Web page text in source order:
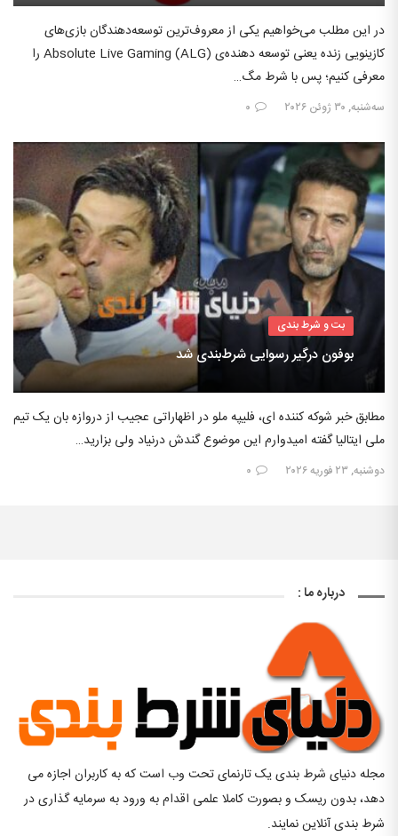
در این مطلب می‌خواهیم یکی از معروف‌ترین توسعه‌دهندگان بازی‌های
کازینویی زنده یعنی توسعه دهنده‌ی Absolute Live Gaming (ALG) را
معرفی کنیم؛ پس با شرط مگ…
سه‌شنبه, ۳۰ ژوئن ۲۰۲۶ ۰
بت و شرط بندی
بوفون درگیر رسوایی شرط‌بندی شد
مطابق خبر شوکه کننده ای، فلیپه ملو در اظهاراتی عجیب از دروازه بان یک تیم
ملی ایتالیا گفته امیدوارم این موضوع گندش درنیاد ولی بزارید…
دوشنبه, ۲۳ فوریه ۲۰۲۶ ۰
درباره ما :
مجله دنیای شرط بندی یک تارنمای تحت وب است که به کاربران اجازه می
دهد، بدون ریسک و بصورت کاملا علمی اقدام به ورود به سرمایه گذاری در
شرط بندی آنلاین نمایند.